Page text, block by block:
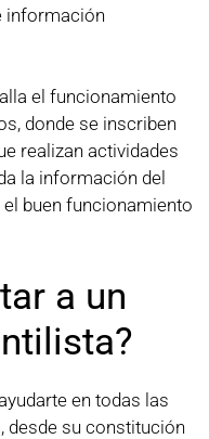
información
el funcionamiento
donde se inscriben
realizan actividades
la información del
buen funcionamiento
a un
en todas las
desde su constitución